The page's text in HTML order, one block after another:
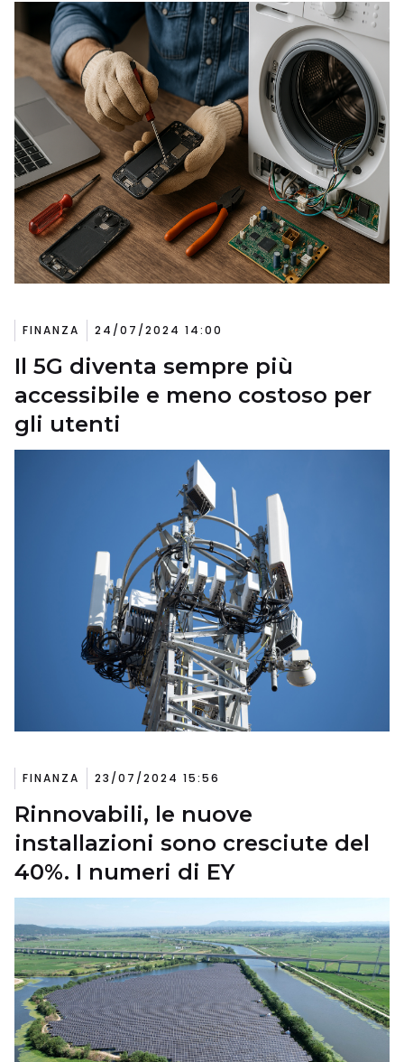
FINANZA 24/07/2024 14:00
Il 5G diventa sempre più
accessibile e meno costoso per
gli utenti
FINANZA 23/07/2024 15:56
Rinnovabili, le nuove
installazioni sono cresciute del
40%. I numeri di EY